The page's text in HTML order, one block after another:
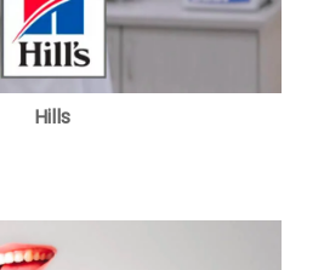
Hills